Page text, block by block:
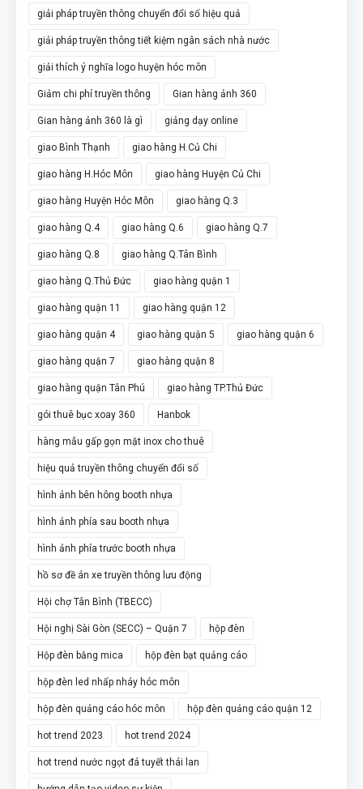
giải pháp truyền thông chuyển đổi số hiệu quả
giải pháp truyền thông tiết kiệm ngân sách nhà nước
giải thích ý nghĩa logo huyện hóc môn
Giảm chi phí truyền thông Gian hàng ảnh 360
Gian hàng ảnh 360 là gì giảng dạy online
giao Bình Thạnh giao hàng H.Củ Chi
giao hàng H.Hóc Môn giao hàng Huyện Củ Chi
giao hàng Huyện Hóc Môn giao hàng Q.3
giao hàng Q.4 giao hàng Q.6 giao hàng Q.7
giao hàng Q.8 giao hàng Q.Tân Bình
giao hàng Q.Thủ Đức giao hàng quận 1
giao hàng quận 11 giao hàng quận 12
giao hàng quận 4 giao hàng quận 5 giao hàng quận 6
giao hàng quận 7 giao hàng quận 8
giao hàng quận Tân Phú giao hàng TP.Thủ Đức
gói thuê bục xoay 360 Hanbok
hàng mẫu gấp gọn mặt inox cho thuê
hiệu quả truyền thông chuyển đổi số
hình ảnh bên hông booth nhựa
hình ảnh phía sau booth nhựa
hình ảnh phía trước booth nhựa
hồ sơ đề án xe truyền thông lưu động
Hội chợ Tân Bình (TBECC)
Hội nghị Sài Gòn (SECC) – Quận 7 hộp đèn
Hộp đèn bằng mica hộp đèn bạt quảng cáo
hộp đèn led nhấp nháy hóc môn
hộp đèn quảng cáo hóc môn hộp đèn quảng cáo quận 12
hot trend 2023 hot trend 2024
hot trend nước ngọt đá tuyết thái lan